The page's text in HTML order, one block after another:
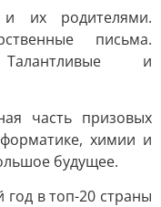
их родителями.
письма.
и
часть призовых
химии и
будущее.
в топ-20 страны